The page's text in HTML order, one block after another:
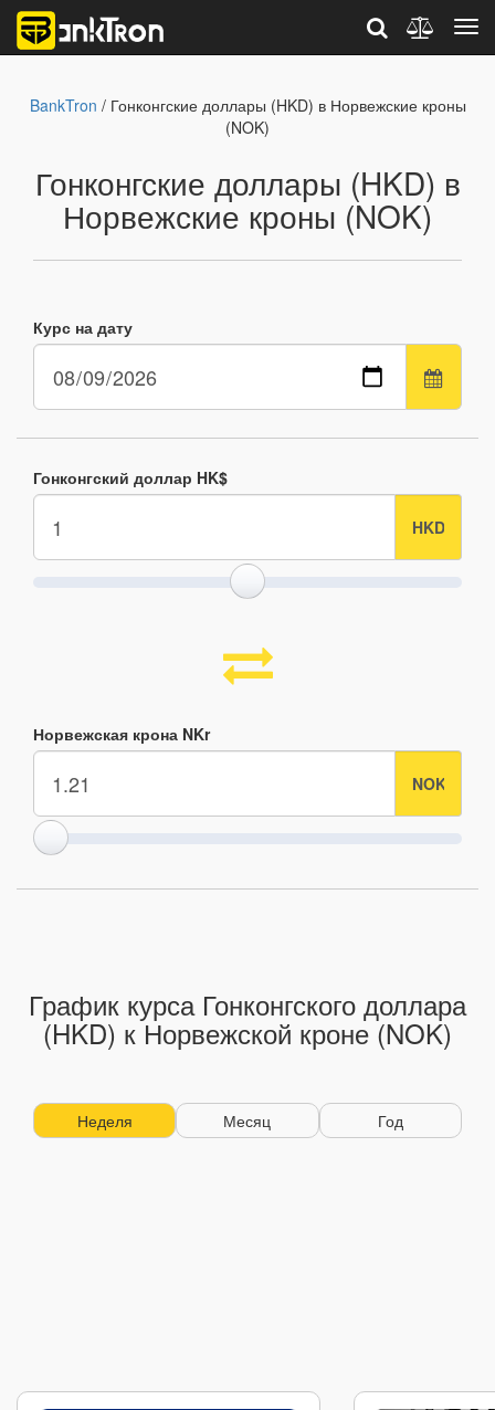
BankTron / Гонконгские доллары (HKD) в Норвежские кроны
(NOK)
Гонконгские доллары (HKD) в
Норвежские кроны (NOK)
Курс на дату
Гонконгский доллар HK$
Норвежская крона NKr
График курса Гонконгского доллара
(HKD) к Норвежской кроне (NOK)
Неделя Месяц Год